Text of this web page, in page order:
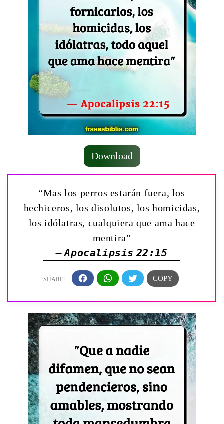
Download
“Mas los perros estarán fuera, los
hechiceros, los disolutos, los homicidas,
los idólatras, cualquiera que ama hace
mentira”
— Apocalipsis 22:15